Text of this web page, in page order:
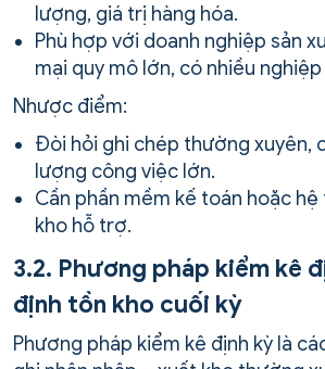
lượng, giá trị hàng hóa.
Phù hợp với doanh nghiệp sản
mại quy mô lớn, có nhiều
Nhược điểm:
Đòi hỏi ghi chép thường xuyên,
lượng công việc lớn.
Cần phần mềm kế toán hoặc
kho hỗ trợ.
3.2. Phương pháp kiểm kê
định tồn kho cuối kỳ
Phương pháp kiểm kê định kỳ là